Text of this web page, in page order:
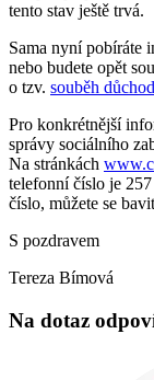
tento stav ještě trvá.
Sama nyní pobíráte
nebo budete opět
o tzv. souběh
Pro konkrétnější
správy sociálního
Na stránkách
telefonní číslo je
číslo, můžete se
S pozdravem
Tereza Bímová
Na dotaz